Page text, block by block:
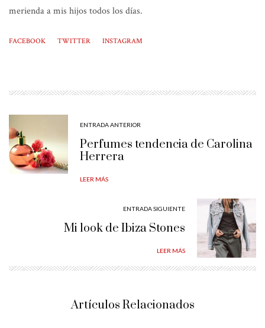
merienda a mis hijos todos los días.
FACEBOOK TWITTER INSTAGRAM
ENTRADA ANTERIOR
Perfumes tendencia de Carolina
Herrera
LEER MÁS
ENTRADA SIGUIENTE
Mi look de Ibiza Stones
LEER MÁS
Artículos Relacionados